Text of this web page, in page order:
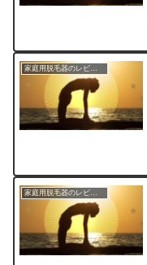
家庭用脱毛器のレビュー
家庭用脱毛器のレビュー